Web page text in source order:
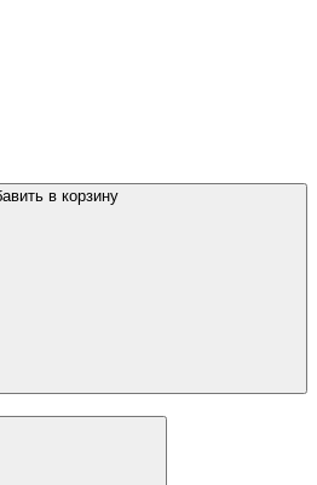
Добавить в корзину